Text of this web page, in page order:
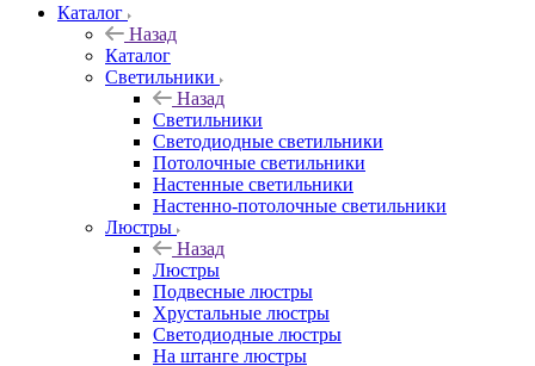
Каталог
Назад
Каталог
Светильники
Назад
Светильники
Светодиодные светильники
Потолочные светильники
Настенные светильники
Настенно-потолочные светильники
Люстры
Назад
Люстры
Подвесные люстры
Хрустальные люстры
Светодиодные люстры
На штанге люстры